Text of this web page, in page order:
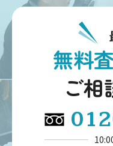
無料
ご相